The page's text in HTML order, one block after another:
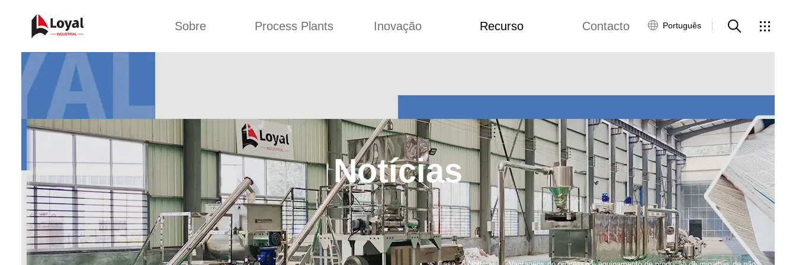
Sobre
Parceiros
Organizações
Culturas da
Empresa
Sobre nós
Process Plants
Linha de produção de ração
Linha de produção de
lanches fritos
Máquina de fazer carne de
soja
Linha de produção de
migalhas de pão
Inovação
Conceitos
Melhoria
Concepção
Recurso
Blog
Vídeo
Custome Reviews
Contacto
Contacte-nos
Português
Notícias